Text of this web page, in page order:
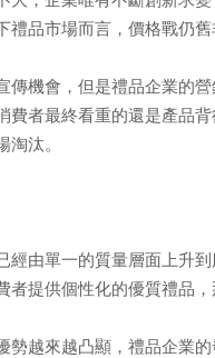
品市場而言，價格戰仍舊
機會，但是禮品企業的營
者最終看重的還是產品
汰。
由單一的質量層面上升到
提供個性化的優質禮品，
越來越凸顯，禮品企業的